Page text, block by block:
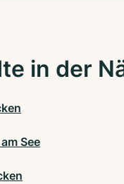
in der
See